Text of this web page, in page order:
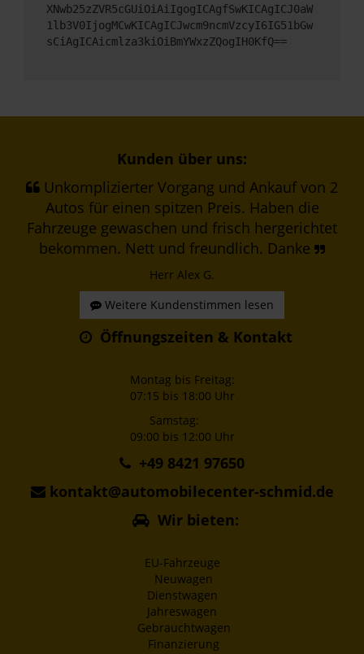
XNwb25zZVR5cGUiOiAiIgogICAgfSwKICAgICJ0aW
1lb3V0IjogMCwKICAgICJwcm9ncmVzcyI6IG51bGw
sCiAgICAicmlza3kiOiBmYWxzZQogIH0KfQ==
Kunden über uns:
Unkomplizierter Vorgang und Ankauf von 2
Autos für einen spitzen Preis. Haben die
Fahrzeuge gewaschen und frisch hergerichtet
bekommen. Nett und freundlich. Danke
Herr Alex G.
Weitere Kundenstimmen lesen
Öffnungszeiten & Kontakt
Montag bis Freitag:
07:15 bis 18:00 Uhr
Samstag:
09:00 bis 12:00 Uhr
+49 8421 97650
kontakt@automobilecenter-schmid.de
Wir bieten:
EU-Fahrzeuge
Neuwagen
Dienstwagen
Jahreswagen
Gebrauchtwagen
Finanzierung